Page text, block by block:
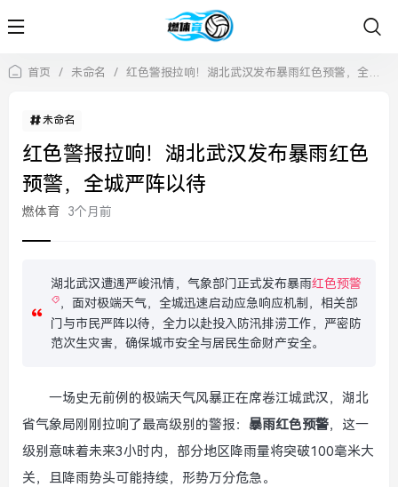
首页 / 未命名 / 红色警报拉响！湖北武汉发布暴雨红色预警，全城严阵以待
未命名
红色警报拉响！湖北武汉发布暴雨红色
预警，全城严阵以待
燃体育 3个月前
湖北武汉遭遇严峻汛情，气象部门正式发布暴雨红色预警
，面对极端天气，全城迅速启动应急响应机制，相关部
门与市民严阵以待，全力以赴投入防汛排涝工作，严密防
范次生灾害，确保城市安全与居民生命财产安全。
一场史无前例的极端天气风暴正在席卷江城武汉，湖北
省气象局刚刚拉响了最高级别的警报： 暴雨红色预警，这一
级别意味着未来3小时内，部分地区降雨量将突破100毫米大
关，且降雨势头可能持续，形势万分危急。